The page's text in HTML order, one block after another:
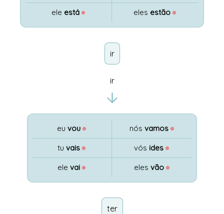
ele está ● eles estão ●
ir
ir
euvou ●
tuvais ●
elevai ●
nós vamos ●
vós ides ●
eles vão ●
ter